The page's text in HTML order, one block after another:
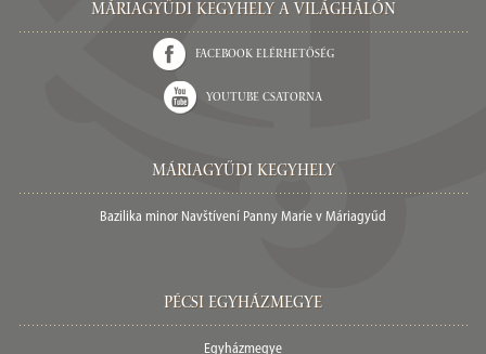
Máriagyűdi Kegyhely a világhálón
Facebook elérhetőség
Youtube csatorna
Máriagyűdi Kegyhely
Bazilika minor Navštívení Panny Marie v Máriagyűd
Pécsi egyházmegye
Egyházmegye